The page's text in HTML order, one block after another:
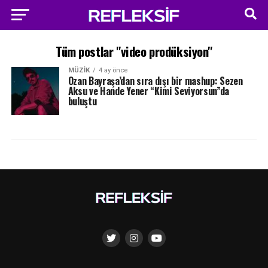
Tüm postlar "video prodüksiyon"
MÜZIK 4 ay önce
Ozan Bayraşa’dan sıra dışı bir mashup: Sezen
Aksu ve Hande Yener “Kimi Seviyorsun”da
buluştu